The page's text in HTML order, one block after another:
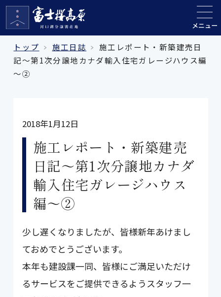
メニュー
トップ 施工日誌
施工レポート・新築建売日
記～第1次分譲地カナダ輸入住宅ガレージハウス編
～②
2018年1月12日
施工レポート・新築建売
日記～第1次分譲地カナダ
輸入住宅ガレージハウス
編～②
少し遅くなりましたが、皆様新年あけまし
ておめでとうございます。
本年も建設課一同、皆様にご満足いただけ
るサービスをご提供できるようスタッフ一